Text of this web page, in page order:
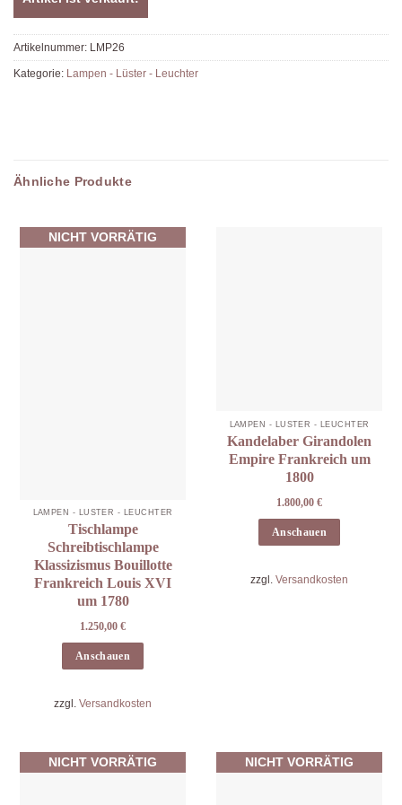
Artikelnummer: LMP26
Kategorie: Lampen - Lüster - Leuchter
Ähnliche Produkte
NICHT VORRÄTIG
LAMPEN - LÜSTER - LEUCHTER
Tischlampe
Schreibtischlampe
Klassizismus Bouillotte
Frankreich Louis XVI
um 1780
1.250,00 €
Anschauen
zzgl. Versandkosten
LAMPEN - LÜSTER - LEUCHTER
Kandelaber Girandolen
Empire Frankreich um
1800
1.800,00 €
Anschauen
zzgl. Versandkosten
NICHT VORRÄTIG NICHT VORRÄTIG